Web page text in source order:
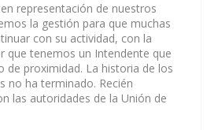
representación de nuestros
la gestión para que muchas
con su actividad, con la
que tenemos un Intendente que
de proximidad. La historia de los
no ha terminado. Recién
las autoridades de la Unión de